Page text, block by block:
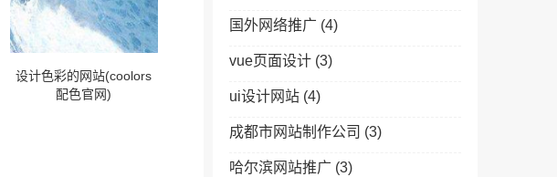
设计色彩的网站(coolors
配色官网)
国外网络推广 (4)
vue页面设计 (3)
ui设计网站 (4)
成都市网站制作公司 (3)
哈尔滨网站推广 (3)